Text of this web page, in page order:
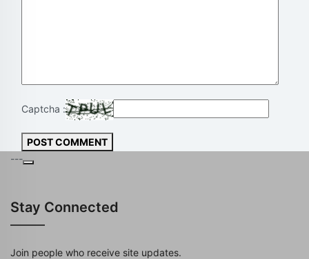
Captcha :
POST COMMENT
---
Stay Connected
Join people who receive site updates.